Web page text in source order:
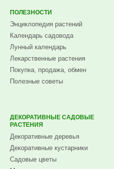
ПОЛЕЗНОСТИ
Энциклопедия растений
Календарь садовода
Лунный календарь
Лекарственные растения
Покупка, продажа, обмен
Полезные советы
ДЕКОРАТИВНЫЕ САДОВЫЕ
РАСТЕНИЯ
Декоративные деревья
Декоративные кустарники
Садовые цветы